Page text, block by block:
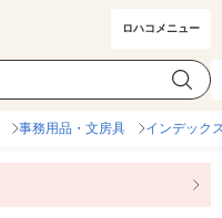
ロハコメニュー
事務用品・文房具 インデック